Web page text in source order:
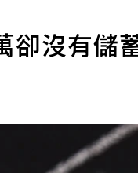
卻沒有